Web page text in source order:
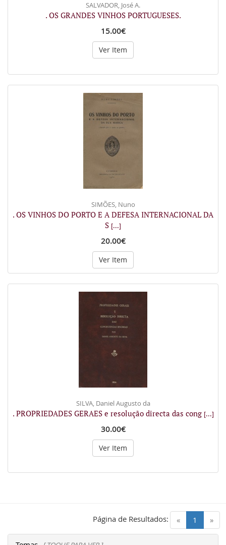
SALVADOR, José A.
. OS GRANDES VINHOS PORTUGUESES.
15.00€
Ver Item
SIMÕES, Nuno
. OS VINHOS DO PORTO E A DEFESA INTERNACIONAL DA
S [...]
20.00€
Ver Item
SILVA, Daniel Augusto da
. PROPRIEDADES GERAES e resolução directa das cong [...]
30.00€
Ver Item
« 1 (current)
»
Página de Resultados: